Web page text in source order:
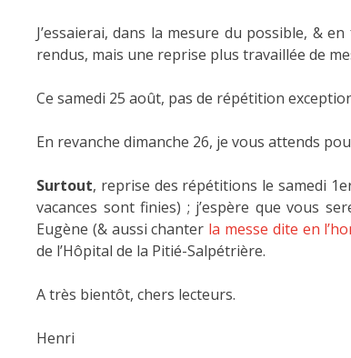
J’essaierai, dans la mesure du possible, &
rendus, mais une reprise plus travaillée de
Ce samedi 25 août, pas de répétition
En revanche dimanche 26, je vous attends
Surtout, reprise des répétitions le samedi
vacances sont finies) ; j’espère que vous
Eugène (& aussi chanter la messe dite en
de l’Hôpital de la Pitié-Salpétrière.
A très bientôt, chers lecteurs.
Henri